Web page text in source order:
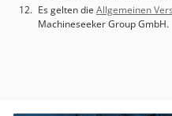
Es gelten die Allgemeinen
Machineseeker Group GmbH.